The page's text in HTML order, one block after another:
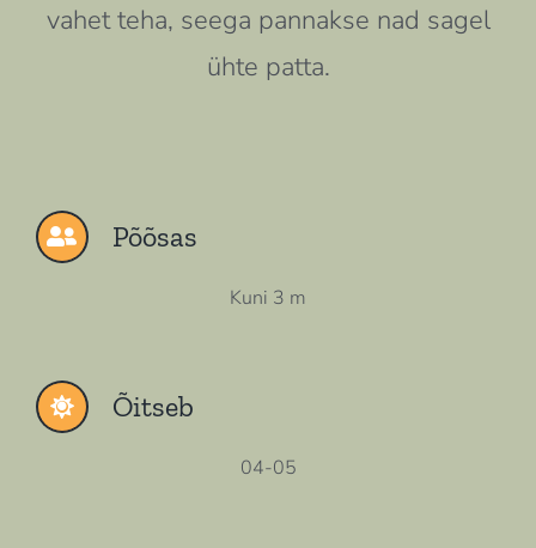
vahet teha, seega pannakse nad sagel
ühte patta.
Põõsas
Kuni 3 m
Õitseb
04-05